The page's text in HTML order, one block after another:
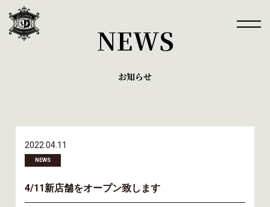
NEWS
お知らせ
2022.04.11
NEWS
4/11新店舗をオープン致します